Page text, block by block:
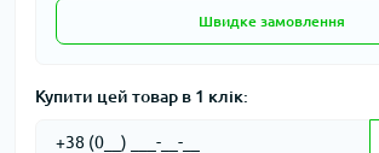
Швидке замовлення
Купити цей товар в 1 клік: